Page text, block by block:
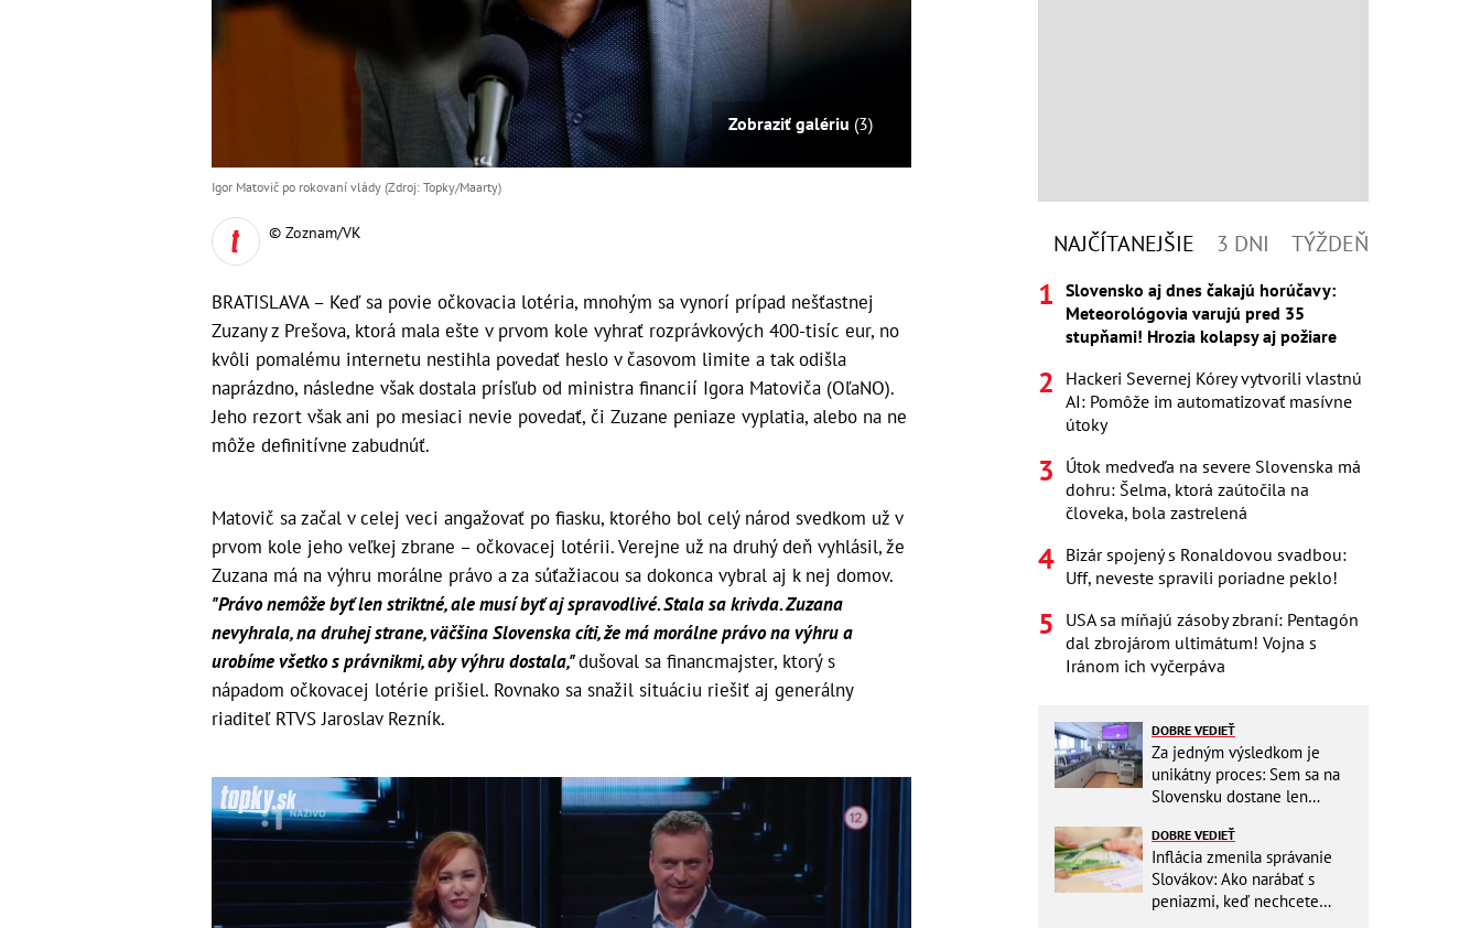
Zobraziť galériu (3)
Igor Matovič po rokovaní vlády (Zdroj: Topky/Maarty)
© Zoznam/VK
BRATISLAVA – Keď sa povie očkovacia lotéria, mnohým sa vynorí prípad nešťastnej
Zuzany z Prešova, ktorá mala ešte v prvom kole vyhrať rozprávkových 400-tisíc eur, no
kvôli pomalému internetu nestihla povedať heslo v časovom limite a tak odišla
naprázdno, následne však dostala prísľub od ministra financií Igora Matoviča (OľaNO).
Jeho rezort však ani po mesiaci nevie povedať, či Zuzane peniaze vyplatia, alebo na ne
môže definitívne zabudnúť.
Matovič sa začal v celej veci angažovať po fiasku, ktorého bol celý národ svedkom už v
prvom kole jeho veľkej zbrane – očkovacej lotérii. Verejne už na druhý deň vyhlásil, že
Zuzana má na výhru morálne právo a za súťažiacou sa dokonca vybral aj k nej domov.
"Právo nemôže byť len striktné, ale musí byť aj spravodlivé. Stala sa krivda. Zuzana
nevyhrala, na druhej strane, väčšina Slovenska cíti, že má morálne právo na výhru a
urobíme všetko s právnikmi, aby výhru dostala,"dušoval sa financmajster, ktorý s
nápadom očkovacej lotérie prišiel. Rovnako sa snažil situáciu riešiť aj generálny
riaditeľ RTVS Jaroslav Rezník.
NAJČÍTANEJŠIE 3 DNI TÝŽDEŇ
Slovensko aj dnes čakajú horúčavy:
Meteorológovia varujú pred 35
stupňami! Hrozia kolapsy aj požiare
Hackeri Severnej Kórey vytvorili vlastnú
AI: Pomôže im automatizovať masívne
útoky
Útok medveďa na severe Slovenska má
dohru: Šelma, ktorá zaútočila na
človeka, bola zastrelená
Bizár spojený s Ronaldovou svadbou:
Uff, neveste spravili poriadne peklo!
USA sa míňajú zásoby zbraní: Pentagón
dal zbrojárom ultimátum! Vojna s
Iránom ich vyčerpáva
DOBRE VEDIEŤ
Za jedným výsledkom je
unikátny proces: Sem sa na
Slovensku dostane len
DOBRE VEDIEŤ
Inflácia zmenila správanie
Slovákov: Ako narábať s
peniazmi, keď nechcete